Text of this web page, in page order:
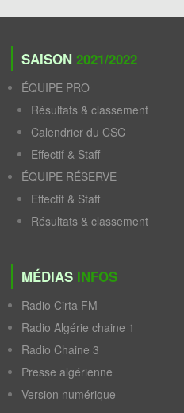
SAISON 2021/2022
ÉQUIPE PRO
Résultats & classement
Calendrier du CSC
Effectif & Staff
ÉQUIPE RÉSERVE
Effectif & Staff
Résultats & classement
MÉDIAS INFOS
Radio Cirta FM
Radio Algérie chaine 1
Radio Chaine 3
Presse algérienne
Version numérique